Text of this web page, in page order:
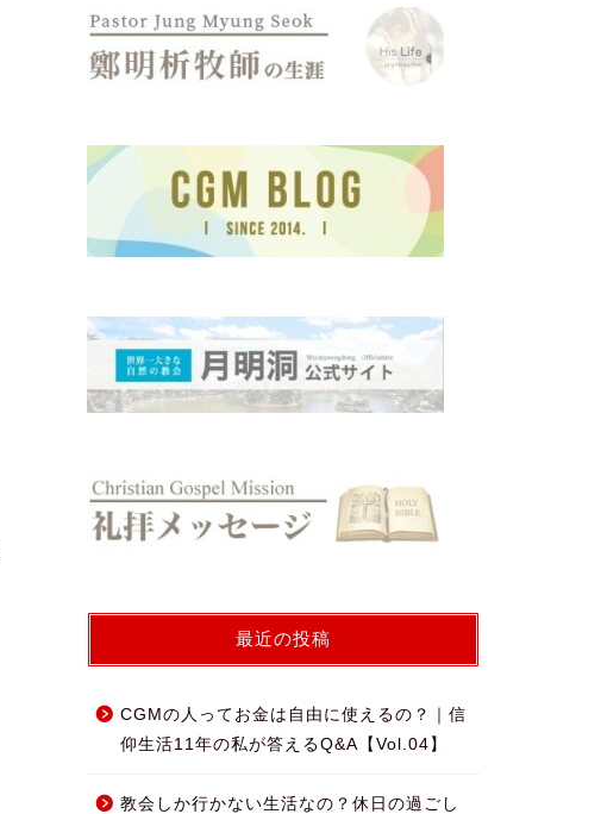
最近の投稿
CGMの人ってお金は自由に使えるの？｜信
仰生活11年の私が答えるQ&A【Vol.04】
教会しか行かない生活なの？休日の過ごし